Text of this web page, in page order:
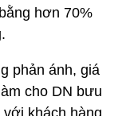
hơn 70%
phản ánh, giá
cho DN bưu
khách hàng.